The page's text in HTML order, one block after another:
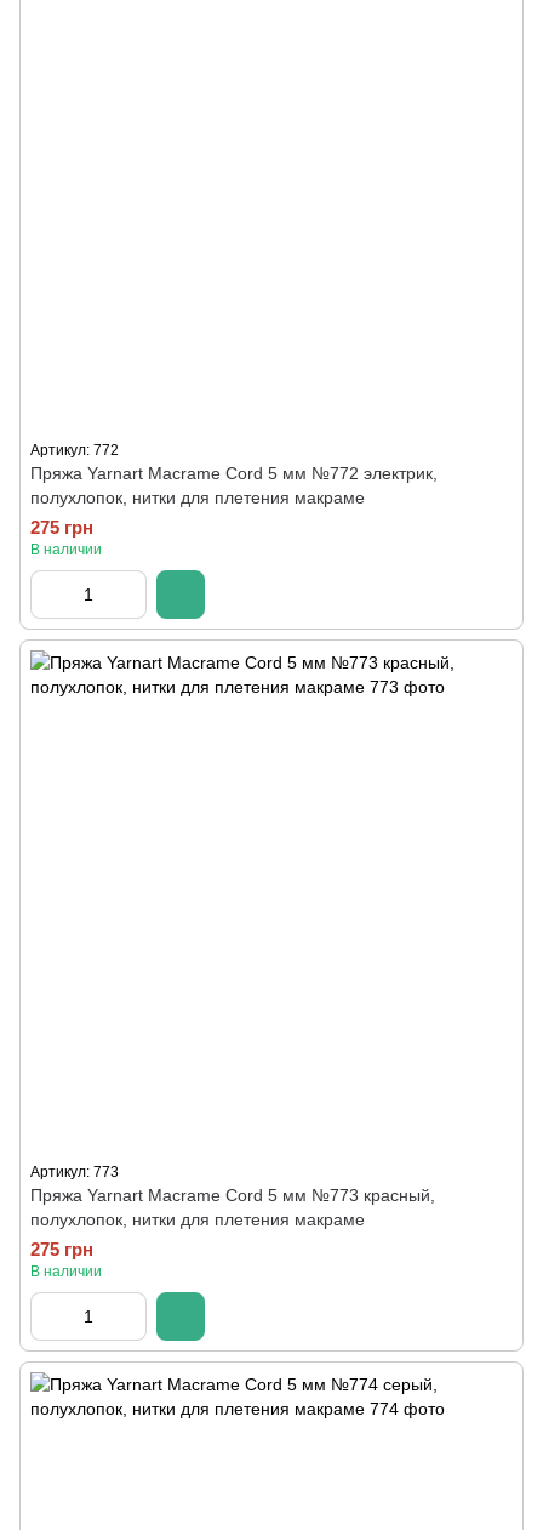
Артикул: 772
Пряжа Yarnart Macrame Cord 5 мм №772 электрик,
полухлопок, нитки для плетения макраме
275 грн
В наличии
Артикул: 773
Пряжа Yarnart Macrame Cord 5 мм №773 красный,
полухлопок, нитки для плетения макраме
275 грн
В наличии